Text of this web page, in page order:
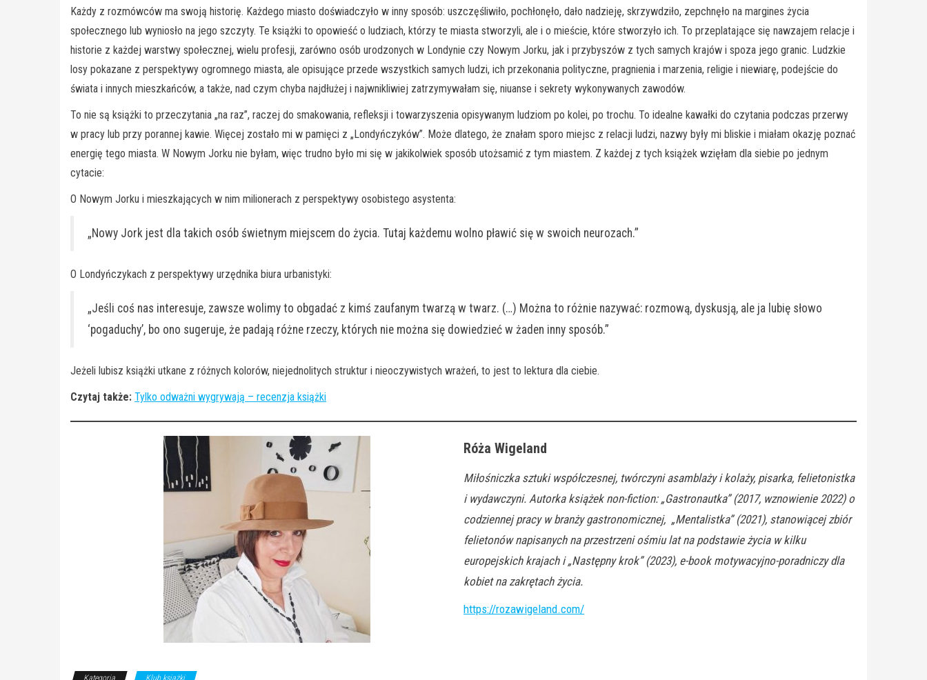
Każdy z rozmówców ma swoją historię. Każdego miasto doświadczyło w inny sposób: uszczęśliwiło, pochłonęło, dało nadzieję, skrzywdziło, zepchnęło na margines życia
społecznego lub wyniosło na jego szczyty. Te książki to opowieść o ludziach, którzy te miasta stworzyli, ale i o mieście, które stworzyło ich. To przeplatające się nawzajem relacje i
historie z każdej warstwy społecznej, wielu profesji, zarówno osób urodzonych w Londynie czy Nowym Jorku, jak i przybyszów z tych samych krajów i spoza jego granic. Ludzkie
losy pokazane z perspektywy ogromnego miasta, ale opisujące przede wszystkich samych ludzi, ich przekonania polityczne, pragnienia i marzenia, religie i niewiarę, podejście do
świata i innych mieszkańców, a także, nad czym chyba najdłużej i najwnikliwiej zatrzymywałam się, niuanse i sekrety wykonywanych zawodów.
To nie są książki to przeczytania „na raz”, raczej do smakowania, refleksji i towarzyszenia opisywanym ludziom po kolei, po trochu. To idealne kawałki do czytania podczas przerwy
w pracy lub przy porannej kawie. Więcej zostało mi w pamięci z „Londyńczyków”. Może dlatego, że znałam sporo miejsc z relacji ludzi, nazwy były mi bliskie i miałam okazję poznać
energię tego miasta. W Nowym Jorku nie byłam, więc trudno było mi się w jakikolwiek sposób utożsamić z tym miastem. Z każdej z tych książek wzięłam dla siebie po jednym
cytacie:
O Nowym Jorku i mieszkających w nim milionerach z perspektywy osobistego asystenta:
„Nowy Jork jest dla takich osób świetnym miejscem do życia. Tutaj każdemu wolno pławić się w swoich neurozach.”
O Londyńczykach z perspektywy urzędnika biura urbanistyki:
„Jeśli coś nas interesuje, zawsze wolimy to obgadać z kimś zaufanym twarzą w twarz. (…) Można to różnie nazywać: rozmową, dyskusją, ale ja lubię słowo
‘pogaduchy’, bo ono sugeruje, że padają różne rzeczy, których nie można się dowiedzieć w żaden inny sposób.”
Jeżeli lubisz książki utkane z różnych kolorów, niejednolitych struktur i nieoczywistych wrażeń, to jest to lektura dla ciebie.
Czytaj także: Tylko odważni wygrywają – recenzja książki
Róża Wigeland
Miłośniczka sztuki współczesnej, twórczyni asamblaży i kolaży, pisarka, felietonistka
i wydawczyni. Autorka książek non-fiction: „Gastronautka” (2017, wznowienie 2022) o
codziennej pracy w branży gastronomicznej, „Mentalistka” (2021), stanowiącej zbiór
felietonów napisanych na przestrzeni ośmiu lat na podstawie życia w kilku
europejskich krajach i „Następny krok” (2023), e-book motywacyjno-poradniczy dla
kobiet na zakrętach życia.
https://rozawigeland.com/